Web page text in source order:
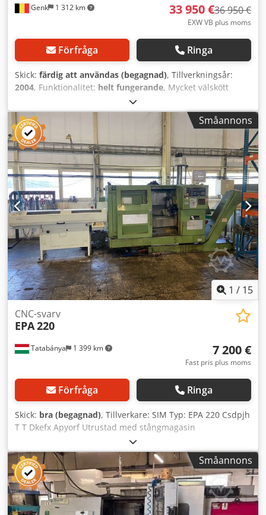
Genk 1 312 km 33 950 €36 950 €
EXW VB plus moms
Förfråga Ringa
Skick: färdig att användas (begagnad), Tillverkningsår:
2004, Funktionalitet: helt fungerande, Mycket välskött
svarv med drivna verktyg och motspindel Tillverkningsår
2004 Mazatrol 640T NEXUS-styrning 500 mm mellan
chuckar Max svarvdiameter 380 mm 2x hydraulisk
Kitagawa-chuck Mätarm Drivna verktyg med VDI40-adapter
(VDI-verktyg finns tillgängliga mot tillägg) C-axel Motspindel
Allt är rengjort och redo att användas! Cedpoyx U Itsfx
Apyorf Maskinvikt ca 5 ton Truck finns tillgänglig för
lastning av maskinen! Pris exkl. moms Maskinen är
inkopplad och kan ses i Genk!
Småannons
1 / 15
Tatabánya 1 399 km
CNC-svarv
EPA220
7 200 €
Fast pris plus moms
Förfråga Ringa
Skick: bra (begagnad), Tillverkare: SIM Typ: EPA 220 Csdpjh
T T Dkefx Apyorf Utrustad med stångmagasin
Småannons